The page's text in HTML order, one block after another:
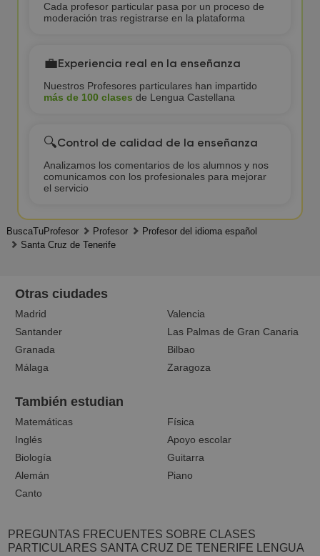
Cada profesor particular pasa por un proceso de
moderación tras registrarse en la plataforma
💼Experiencia real en la enseñanza
Nuestros Profesores particulares han impartido
más de 100 clases de Lengua Castellana
🔍Control de calidad de la enseñanza
Analizamos los comentarios de los alumnos y nos
comunicamos con los profesionales para mejorar
el servicio
BuscaTuProfesor Profesor
Profesor del idioma español
Santa Cruz de Tenerife
Otras ciudades
Madrid
Valencia
Santander
Las Palmas de Gran Canaria
Granada
Bilbao
Málaga
Zaragoza
También estudian
Matemáticas
Física
Inglés
Apoyo escolar
Biología
Guitarra
Alemán
Piano
Canto
PREGUNTAS FRECUENTES SOBRE CLASES
PARTICULARES SANTA CRUZ DE TENERIFE LENGUA